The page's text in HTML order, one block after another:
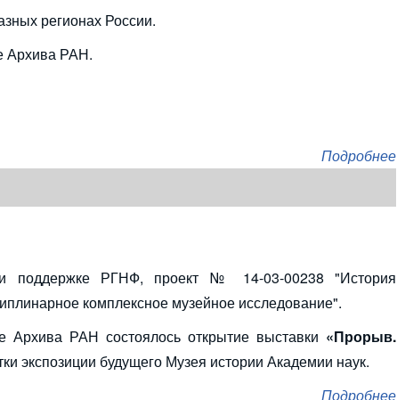
регионах России.
Архива РАН.
Подробнее
поддержке РГНФ, проект № 14-03-00238 "История
комплексное музейное исследование".
РАН состоялось открытие выставки «Прорыв.
экспозиции будущего Музея истории Академии наук.
Подробнее